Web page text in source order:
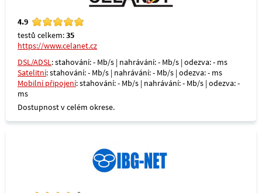
4.9
testů celkem:35
https://www.celanet.cz
DSL/ADSL: stahování: - Mb/s | nahrávání: - Mb/s | odezva: - ms
Satelitní: stahování: - Mb/s | nahrávání: - Mb/s | odezva: - ms
Mobilní připojení: stahování: - Mb/s | nahrávání: - Mb/s | odezva: -
ms
Dostupnost v celém okrese.